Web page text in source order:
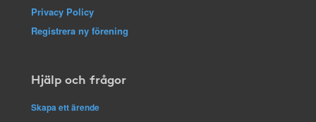
Privacy Policy
Registrera ny förening
Hjälp och frågor
Skapa ett ärende